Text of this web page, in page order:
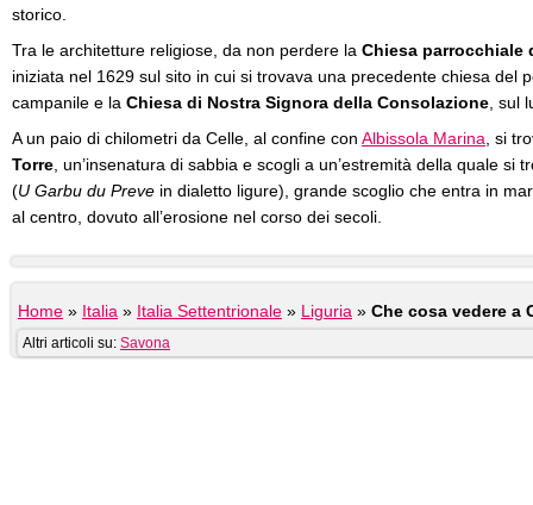
storico.
Tra le architetture religiose, da non perdere la Chiesa parrocchiale
iniziata nel 1629 sul sito in cui si trovava una precedente chiesa del
campanile e la Chiesa di Nostra Signora della Consolazione , sul
A un paio di chilometri da Celle, al confine con Albissola Marina , si
Torre , un’insenatura di sabbia e scogli a un’estremità della quale si
(U Garbu du Preve in dialetto ligure), grande scoglio che entra in
al centro, dovuto all’erosione nel corso dei secoli.
Home » Italia » Italia Settentrionale » Liguria » Che cosa vedere a
Altri articoli su: Savona